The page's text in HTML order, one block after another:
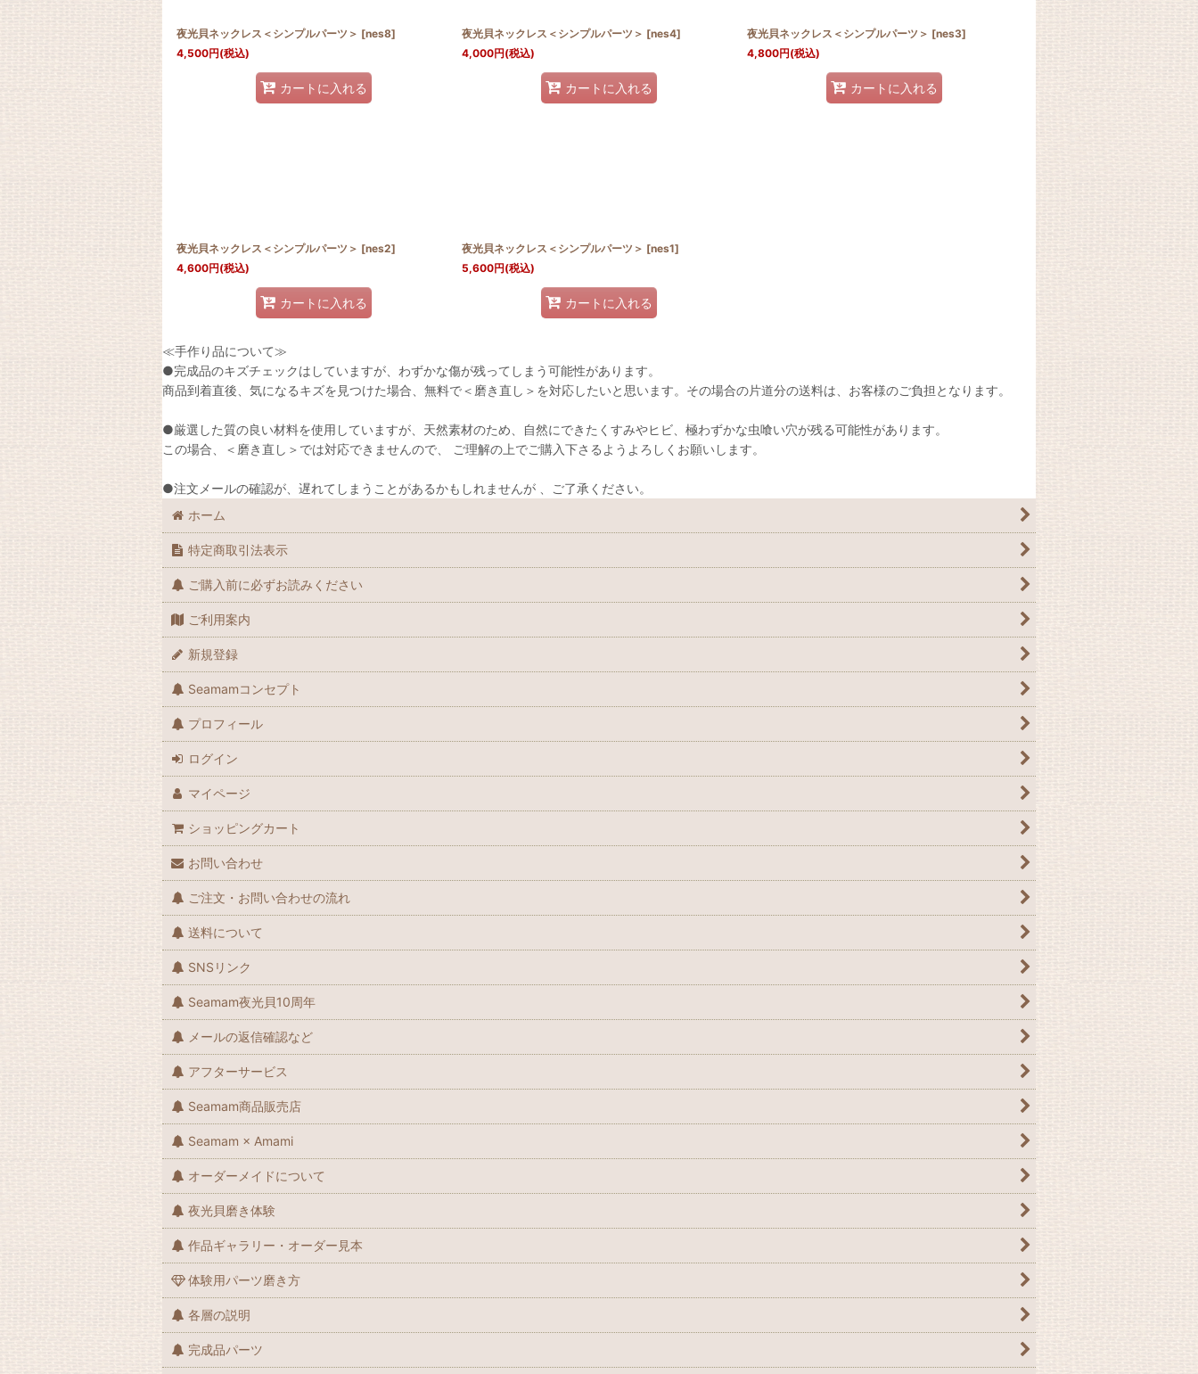
夜光貝ネックレス＜シンプルパーツ＞ [nes8]
4,500円(税込)
カートに入れる
夜光貝ネックレス＜シンプルパーツ＞ [nes4]
4,000円(税込)
カートに入れる
夜光貝ネックレス＜シンプルパーツ＞ [nes3]
4,800円(税込)
カートに入れる
夜光貝ネックレス＜シンプルパーツ＞ [nes2]
4,600円(税込)
カートに入れる
夜光貝ネックレス＜シンプルパーツ＞ [nes1]
5,600円(税込)
カートに入れる
≪手作り品について≫
●完成品のキズチェックはしていますが、わずかな傷が残ってしまう可能性があります。
商品到着直後、気になるキズを見つけた場合、無料で＜磨き直し＞を対応したいと思います。その場合の片道分の送料は、お客様のご負担となります。
●厳選した質の良い材料を使用していますが、天然素材のため、自然にできたくすみやヒビ、極わずかな虫喰い穴が残る可能性があります。
この場合、＜磨き直し＞では対応できませんので、 ご理解の上でご購入下さるようよろしくお願いします。
●注文メールの確認が、遅れてしまうことがあるかもしれませんが 、ご了承ください。
ホーム
特定商取引法表示
ご購入前に必ずお読みください
ご利用案内
新規登録
Seamamコンセプト
プロフィール
ログイン
マイページ
ショッピングカート
お問い合わせ
ご注文・お問い合わせの流れ
送料について
SNSリンク
Seamam夜光貝10周年
メールの返信確認など
アフターサービス
Seamam商品販売店
Seamam × Amami
オーダーメイドについて
夜光貝磨き体験
作品ギャラリー・オーダー見本
体験用パーツ磨き方
各層の説明
完成品パーツ